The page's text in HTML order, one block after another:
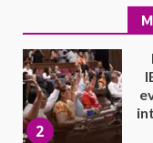
3